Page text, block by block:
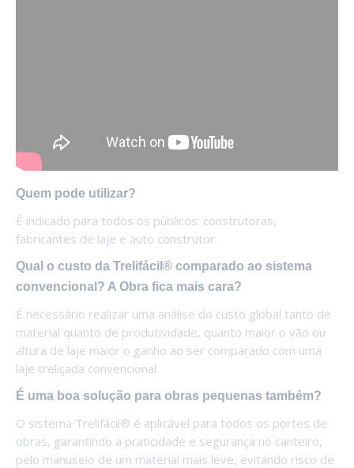
Quem pode utilizar?
É indicado para todos os públicos: construtoras,
fabricantes de laje e auto construtor.
Qual o custo da Trelifácil® comparado ao sistema
convencional? A Obra fica mais cara?
É necessário realizar uma análise do custo global tanto de
material quanto de produtividade, quanto maior o vão ou
altura de laje maior o ganho ao ser comparado com uma
laje treliçada convencional.
É uma boa solução para obras pequenas também?
O sistema Trelifácil® é aplicável para todos os portes de
obras, garantindo a praticidade e segurança no canteiro,
pelo manuseio de um material mais leve, evitando risco de